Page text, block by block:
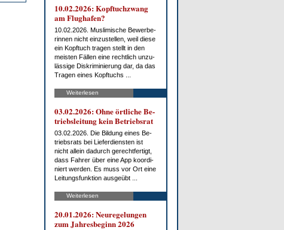
10.02.2026: Kopf­tuch­zwang
am Flug­ha­fen?
10.02.2026. Mus­li­mi­sche Be­wer­be­
rin­nen nicht ein­zu­stel­len, weil die­se
ein Kopf­tuch tra­gen stellt in den
meis­ten Fäl­len ei­ne recht­lich un­zu­
läs­si­ge Dis­kri­mi­nie­rung dar, da das
Tra­gen ei­nes Kopf­tuchs ...
Weiterlesen
03.02.2026: Oh­ne ört­li­che Be­
triebs­lei­tung kein Be­triebs­rat
03.02.2026. Die Bil­dung ei­nes Be­
triebs­rats bei Lie­fer­diens­ten ist
nicht al­lein da­durch ge­recht­fer­tigt,
dass Fah­rer über ei­ne App ko­or­di­
niert wer­den. Es muss vor Ort ei­ne
Lei­tungs­funk­ti­on aus­ge­übt ...
Weiterlesen
20.01.2026: Neu­re­ge­lun­gen
zum Jah­res­be­ginn 2026